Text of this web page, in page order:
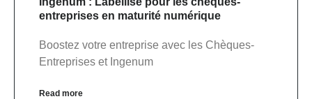
entreprises en maturité numérique
Boostez votre entreprise avec les Chèques-
Entreprises et Ingenum
Read more